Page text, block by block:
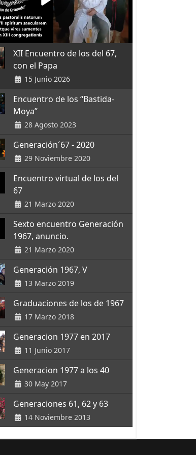
XII Encuentro de los del 67,
con el Papa
15 Junio 2026
Encuentro de los “Bastida-
Moya”
28 Agosto 2023
Generación´67 - 2020
29 Noviembre 2020
Encuentro virtual de los del
67
21 Marzo 2020
Sexto encuentro Generación
1967, anuncio.
21 Marzo 2020
Generación 1967, V
13 Marzo 2019
Graduaciones de los de 1967
17 Marzo 2018
Generacion 1977 en 2017
11 Junio 2017
Generacion 1977 a los 40
30 May 2017
Generaciones 61, 62 y 63
14 Noviembre 2013